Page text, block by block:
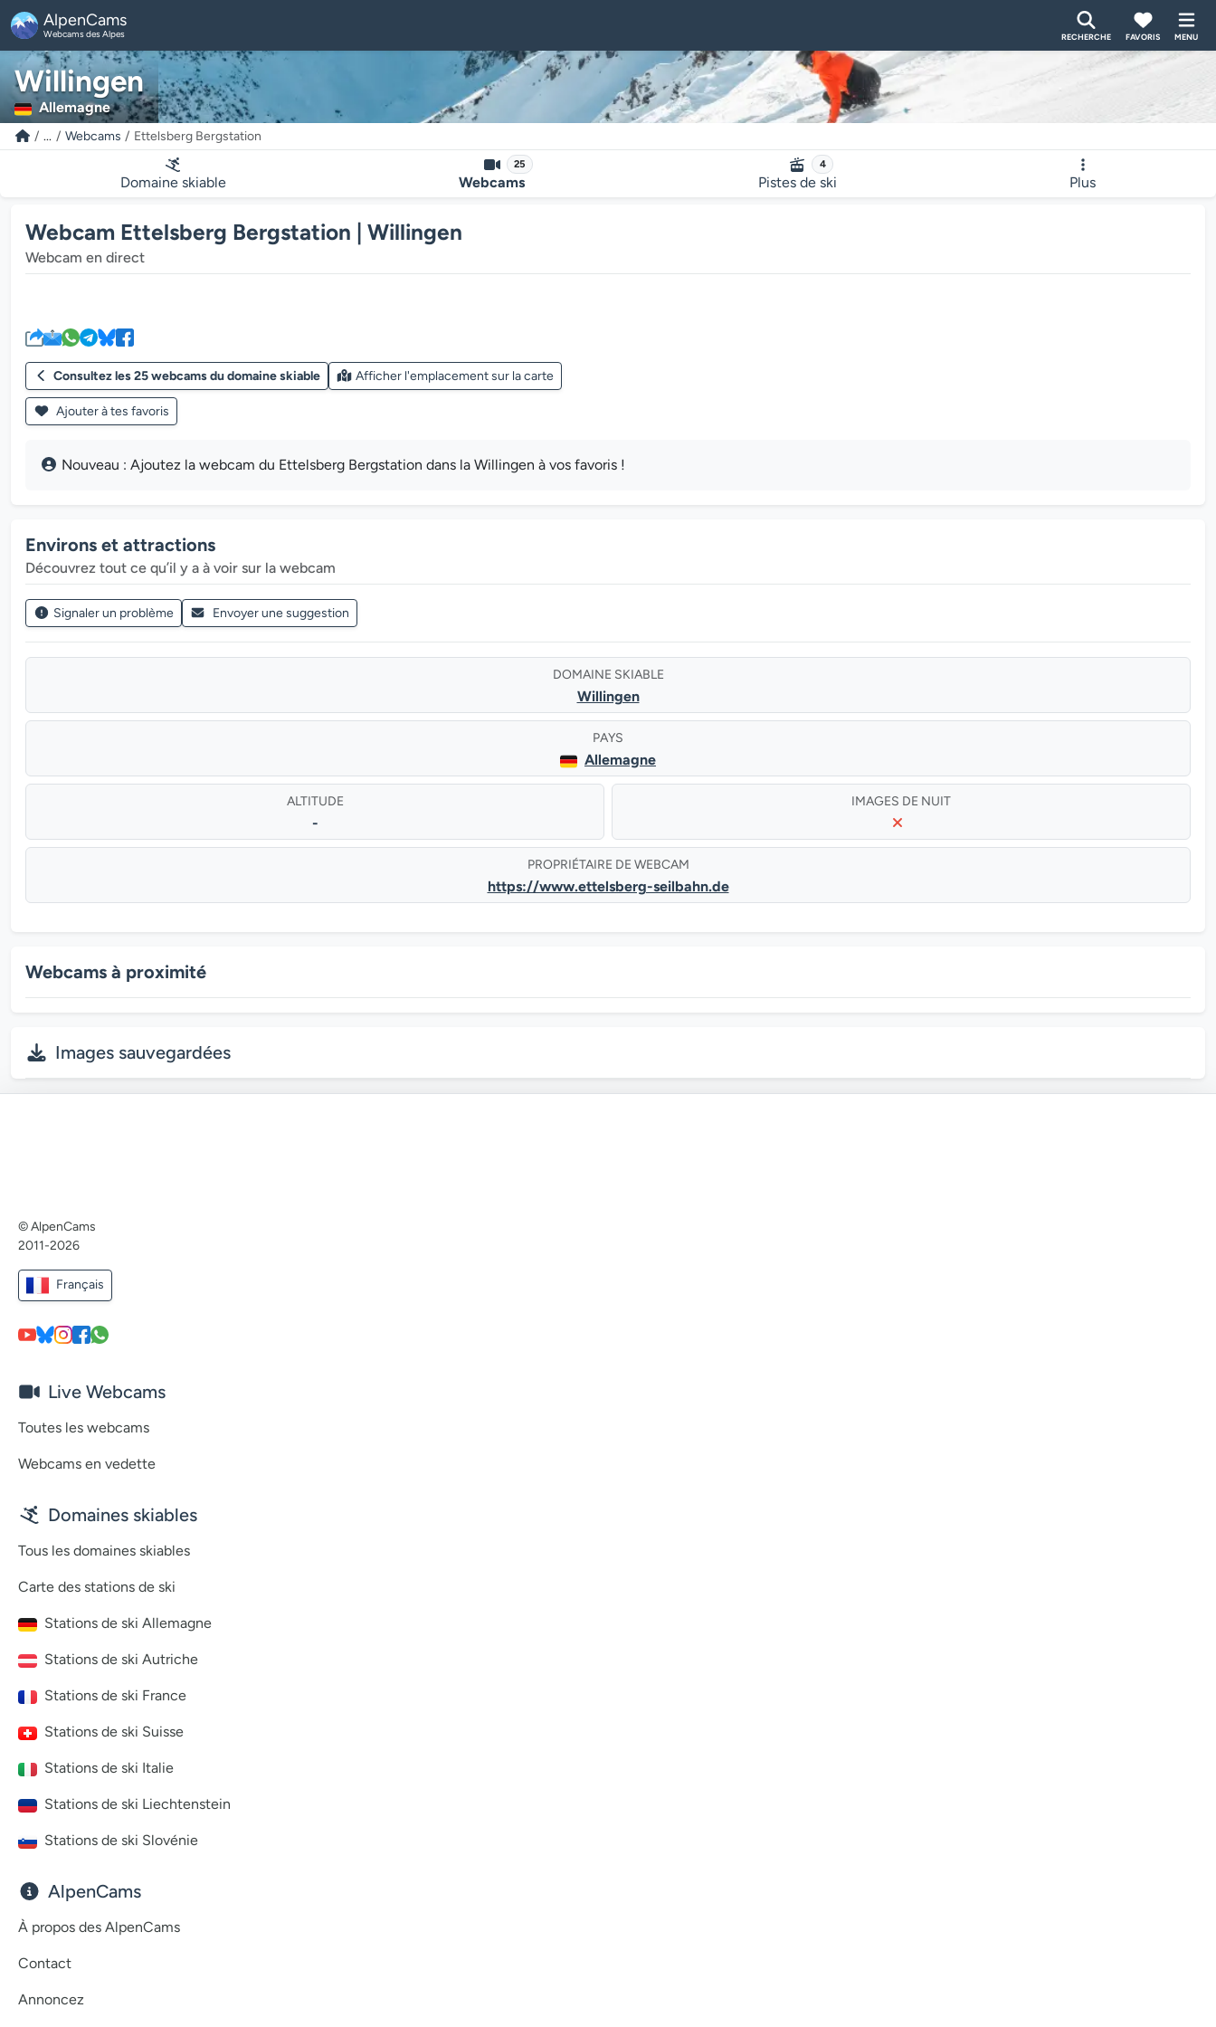
AlpenCams
Webcams des Alpes RECHERCHE FAVORIS MENU
Willingen
Allemagne
... Webcams Ettelsberg Bergstation
Domaine skiable
25
Webcams
4
Pistes de ski Plus
Webcam Ettelsberg Bergstation | Willingen
Webcam en direct
Consultez les 25 webcams du domaine skiable Afficher l'emplacement sur la carte
Ajouter à tes favoris
Nouveau : Ajoutez la webcam du Ettelsberg Bergstation dans la Willingen à vos favoris !
Environs et attractions
Découvrez tout ce qu’il y a à voir sur la webcam
Signaler un problème Envoyer une suggestion
DOMAINE SKIABLE
Willingen
PAYS
Allemagne
ALTITUDE
-
IMAGES DE NUIT
PROPRIÉTAIRE DE WEBCAM
https://www.ettelsberg-seilbahn.de
Webcams à proximité
Images sauvegardées
© AlpenCams
2011-2026
Français
Live Webcams
Toutes les webcams
Webcams en vedette
Domaines skiables
Tous les domaines skiables
Carte des stations de ski
Stations de ski Allemagne
Stations de ski Autriche
Stations de ski France
Stations de ski Suisse
Stations de ski Italie
Stations de ski Liechtenstein
Stations de ski Slovénie
AlpenCams
À propos des AlpenCams
Contact
Annoncez